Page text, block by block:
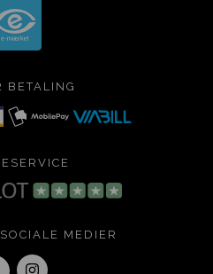
BETALING
MEDIER